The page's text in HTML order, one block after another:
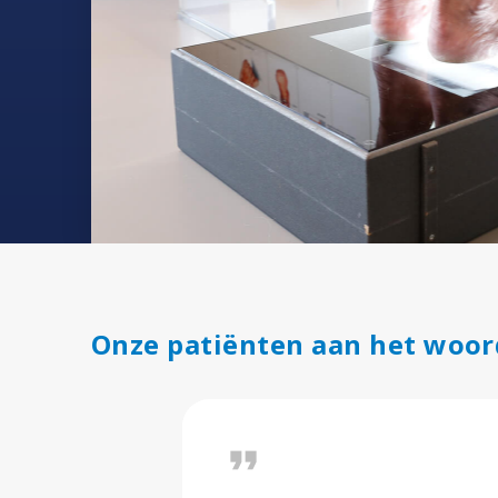
Onze patiënten aan het
format_quote